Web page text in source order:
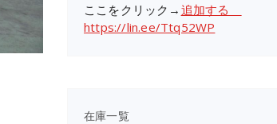
ここをクリック→ 追加する
https://lin.ee/Ttq52WP
在庫一覧